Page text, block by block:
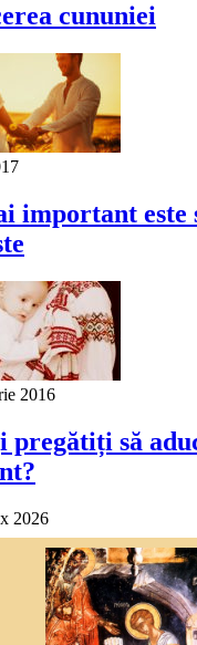
cununiei
important este
2016
pregătiți să
2026